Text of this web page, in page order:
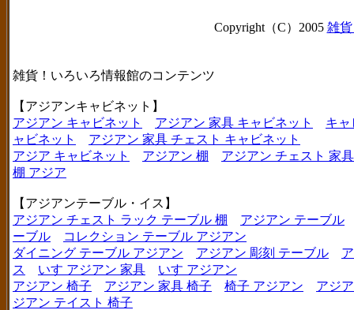
Copyright（C）2005 雑
雑貨！いろいろ情報館のコンテンツ
【アジアンキャビネット】
アジアン キャビネット
アジアン 家具 キャビネット
キャ
ャビネット
アジアン 家具 チェスト キャビネット
アジア キャビネット
アジアン 棚
アジアン チェスト 家
棚 アジア
【アジアンテーブル・イス】
アジアン チェスト ラック テーブル 棚
アジアン テーブル
ーブル
コレクション テーブル アジアン
ダイニング テーブル アジアン
アジアン 彫刻 テーブル
ス
いす アジアン 家具
いす アジアン
アジアン 椅子
アジアン 家具 椅子 椅子 アジアン
アジ
ジアン テイスト 椅子